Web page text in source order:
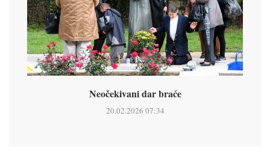
Neočekivani dar braće
20.02.2026 07:34